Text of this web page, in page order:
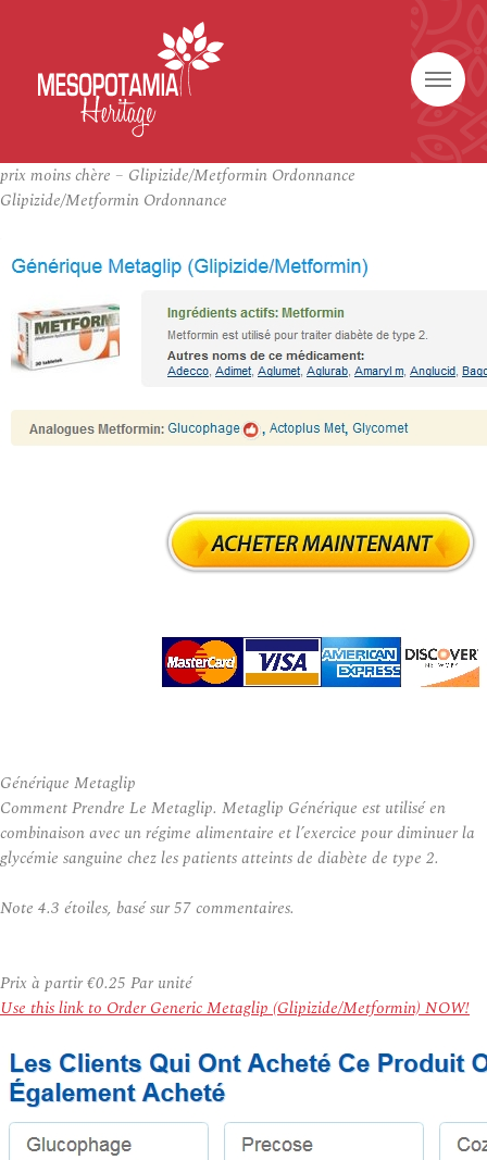
prix moins chère – Glipizide/Metformin Ordonnance
Glipizide/Metformin Ordonnance
Générique Metaglip
Comment Prendre Le Metaglip. Metaglip Générique est utilisé en
combinaison avec un régime alimentaire et l’exercice pour diminuer la
glycémie sanguine chez les patients atteints de diabète de type 2.
Note 4.3 étoiles, basé sur57commentaires.
Prix à partir€0.25 Par unité
Use this link to Order Generic Metaglip (Glipizide/Metformin) NOW!